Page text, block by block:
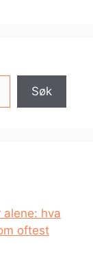
Søk
hva
oftest